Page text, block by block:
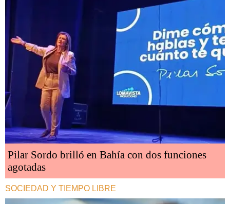
Pilar Sordo brilló en Bahía con dos funciones
agotadas
SOCIEDAD Y TIEMPO LIBRE